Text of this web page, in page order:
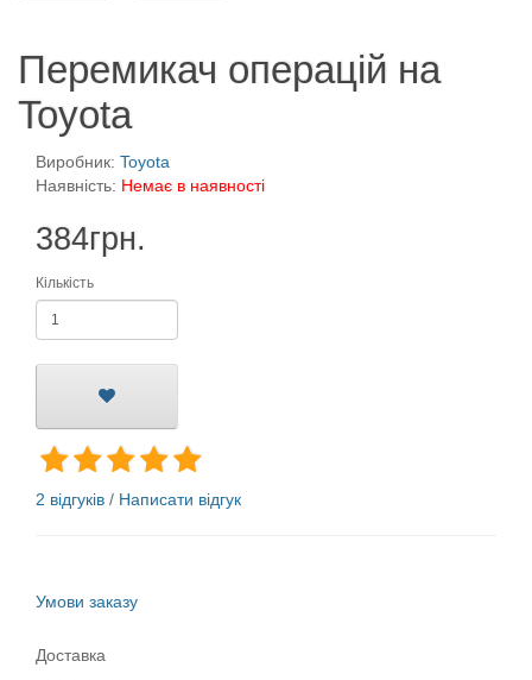
Перемикач операцій на
Toyota
Виробник: Toyota
Наявність: Немає в наявності
384грн.
Кількість
2 відгуків / Написати відгук
Умови заказу
Доставка